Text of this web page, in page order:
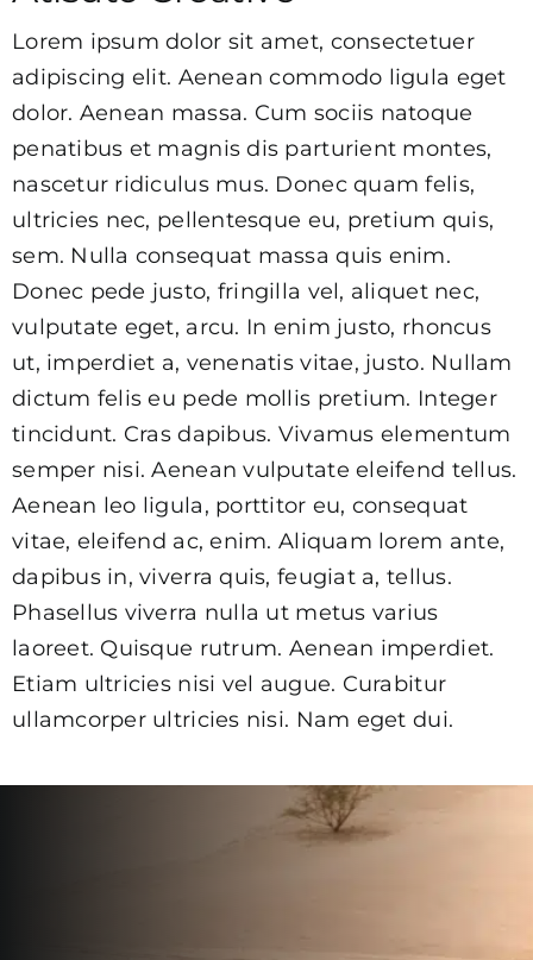
Lorem ipsum dolor sit amet, consectetuer
adipiscing elit. Aenean commodo ligula eget
dolor. Aenean massa. Cum sociis natoque
penatibus et magnis dis parturient montes,
nascetur ridiculus mus. Donec quam felis,
ultricies nec, pellentesque eu, pretium quis,
sem. Nulla consequat massa quis enim.
Donec pede justo, fringilla vel, aliquet nec,
vulputate eget, arcu. In enim justo, rhoncus
ut, imperdiet a, venenatis vitae, justo. Nullam
dictum felis eu pede mollis pretium. Integer
tincidunt. Cras dapibus. Vivamus elementum
semper nisi. Aenean vulputate eleifend tellus.
Aenean leo ligula, porttitor eu, consequat
vitae, eleifend ac, enim. Aliquam lorem ante,
dapibus in, viverra quis, feugiat a, tellus.
Phasellus viverra nulla ut metus varius
laoreet. Quisque rutrum. Aenean imperdiet.
Etiam ultricies nisi vel augue. Curabitur
ullamcorper ultricies nisi. Nam eget dui.